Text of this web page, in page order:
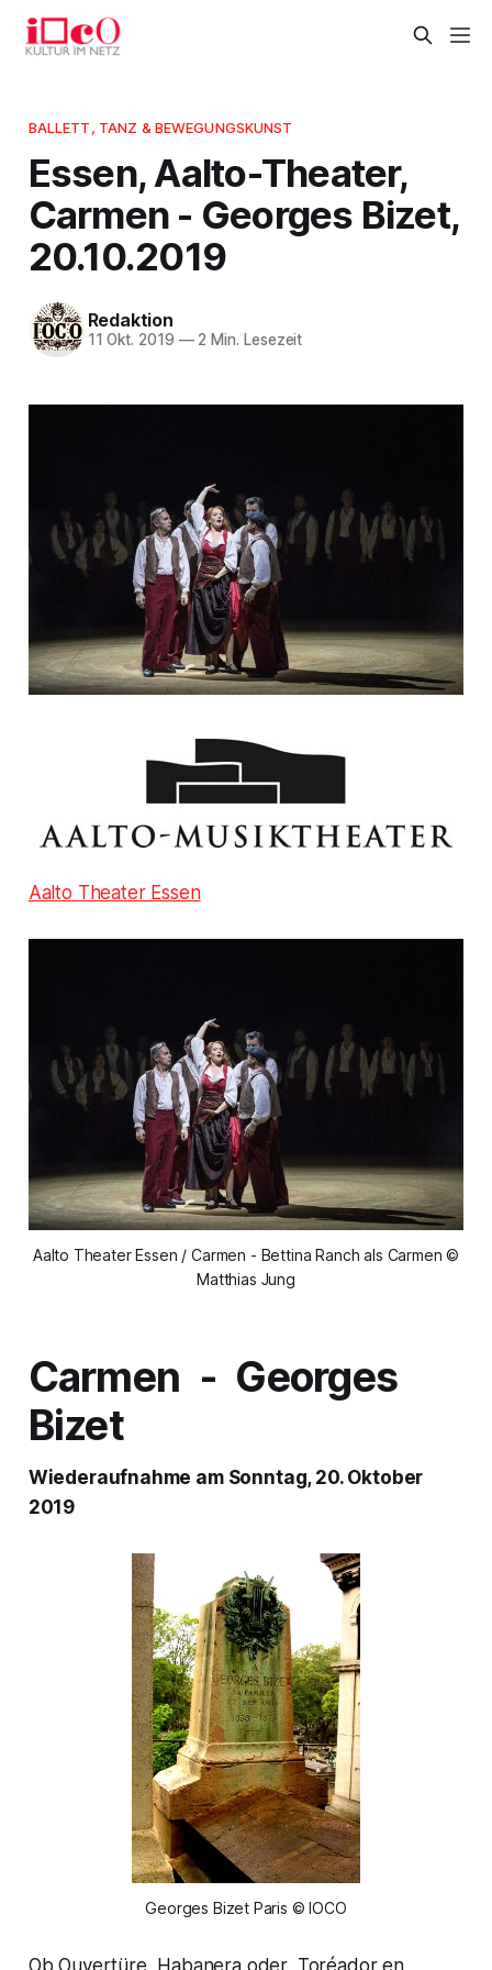
BALLETT, TANZ & BEWEGUNGSKUNST
Essen, Aalto-Theater,
Carmen - Georges Bizet,
20.10.2019
Redaktion
11 Okt. 2019 —2 Min. Lesezeit
Aalto Theater Essen
Aalto Theater Essen / Carmen - Bettina Ranch als Carmen ©
Matthias Jung
Carmen - Georges
Bizet
Wiederaufnahme am Sonntag, 20. Oktober
2019
Georges Bizet Paris © IOCO